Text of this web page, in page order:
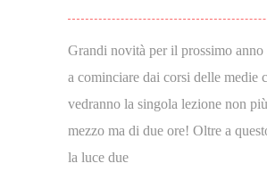
Grandi novità per il prossimo anno
a cominciare dai corsi delle medie
vedranno la singola lezione non
mezzo ma di due ore! Oltre a
la luce due